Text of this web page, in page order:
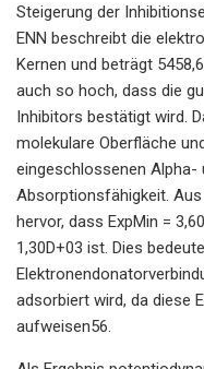
Steigerung der
ENN beschreibt die
Kernen und beträgt
auch so hoch, dass die
Inhibitors bestätigt wird.
molekulare Oberfläche
eingeschlossenen Alpha-
Absorptionsfähigkeit.
hervor, dass ExpMin =
1,30D+03 ist. Dies
adsorbiert wird, da diese
aufweisen56.